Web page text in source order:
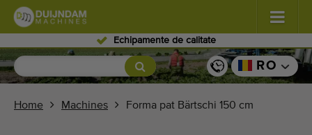
Personal expert
Flori şi plante RO
Home Machines Forma pat Bärtschi 150 cm